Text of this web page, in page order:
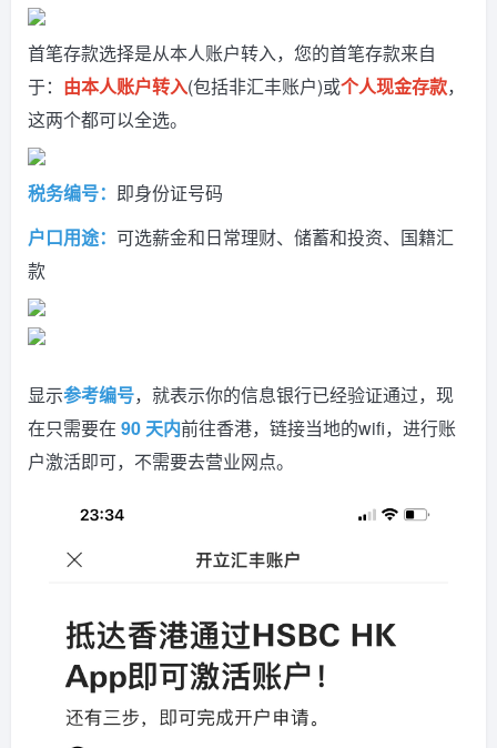
首笔存款选择是从本人账户转入，您的首笔存款来自
于： 由本人账户转入(包括非汇丰账户)或个人现金存款，
这两个都可以全选。
税务编号： 即身份证号码
户口用途： 可选薪金和日常理财、储蓄和投资、国籍汇
款
显示参考编号，就表示你的信息银行已经验证通过，现
在只需要在 90 天内前往香港，链接当地的wifi，进行账
户激活即可，不需要去营业网点。